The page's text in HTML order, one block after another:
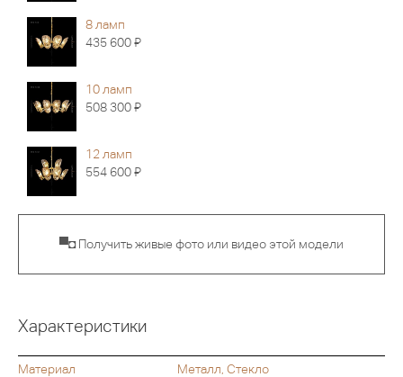
8 ламп
435 600Я
10 ламп
508 300Я
12 ламп
554 600Я
▀◘ Получить живые фото или видео этой модели
Характеристики
Материал
Металл, Стекло